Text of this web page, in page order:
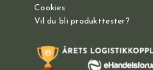
Cookies
Vil du bli produkttester?